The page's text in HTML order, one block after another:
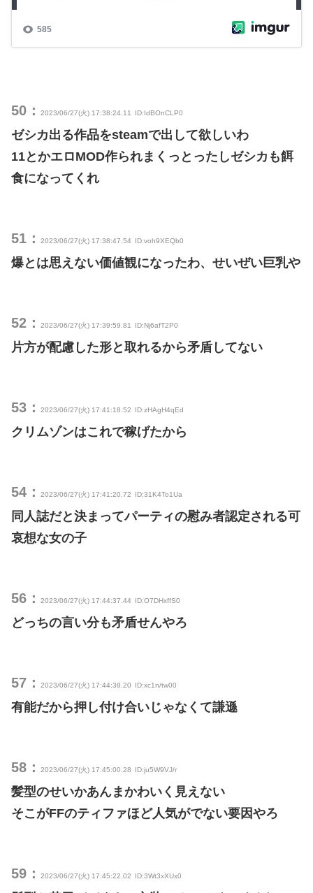
50： 2023/06/27(火) 17:38:24.11 ID:IdBOnCLP0
ゼシカ出る作品をsteamで出して欲しいわ
11とかエロMOD作られまくっとったしゼシカも餌
食になってくれ
51： 2023/06/27(火) 17:38:47.54 ID:voh9XEQb0
爆とは思えない価値観になったわ、せいぜい巨乳や
52： 2023/06/27(火) 17:39:59.81 ID:Nj6afT2P0
片方が配慮した形と取れるから矛盾してない
53： 2023/06/27(火) 17:41:18.52 ID:zHAgH4qEd
クリムゾンはこれで稼げたから
54： 2023/06/27(火) 17:41:20.72 ID:31K4To1Ua
同人誌だと決まってパーティの慰み者認定される可
哀想な女の子
56： 2023/06/27(火) 17:44:37.44 ID:O7DHxffS0
どっちの言い分も矛盾せんやろ
57： 2023/06/27(火) 17:44:38.20 ID:xc1n/tw00
有能だから押し付け合いじゃなくて謙遜
58： 2023/06/27(火) 17:45:00.28 ID:ju5W9VJ/r
髪型のせいかあんまかわいく見えない
そこがFFのティファほど人気がでない要因やろ
59： 2023/06/27(火) 17:45:22.02 ID:3Wt3xXUx0